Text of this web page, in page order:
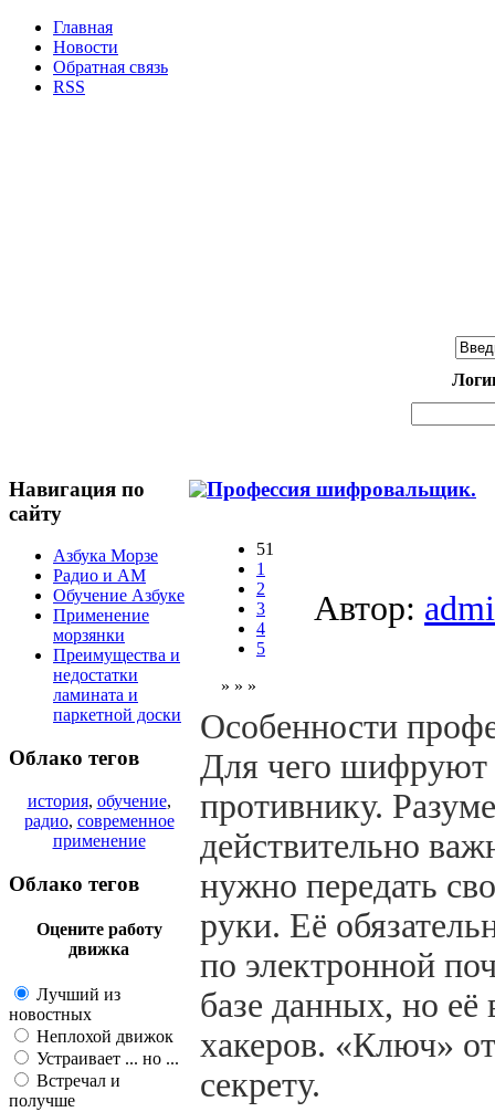
Главная
Новости
Обратная связь
RSS
Навигация по
сайту
Азбука Морзе
Радио и АМ
Обучение Азбуке
Применение
морзянки
Преимущества и
недостатки
ламината и
паркетной доски
Облако тегов
история, обучение,
радио, современное
применение
Облако тегов
Оцените работу
движка
Лучший из
новостных
Неплохой движок
Устраивает ... но ...
Встречал и
получше
Профессия шифровальщик.
51
1
2
3
4
5
» » »
Автор:
Особенности
Для чего шифруют
противнику.
действительно
нужно передать
руки. Её
по электронной
базе данных, но
хакеров. «Ключ»
секрету.